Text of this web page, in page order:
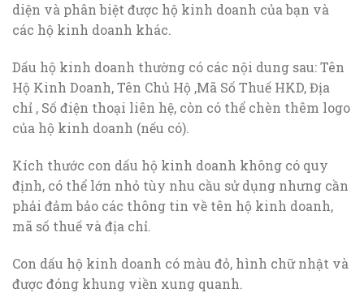
diện và phân biệt được hộ kinh doanh của bạn và
các hộ kinh doanh khác.
Dấu hộ kinh doanh thường có các nội dung sau: Tên
Hộ Kinh Doanh, Tên Chủ Hộ ,Mã Số Thuế HKD, Địa
chỉ , Số điện thoại liên hệ, còn có thể chèn thêm logo
của hộ kinh doanh (nếu có).
Kích thước con dấu hộ kinh doanh không có quy
định, có thể lớn nhỏ tùy nhu cầu sử dụng nhưng cần
phải đảm bảo các thông tin về tên hộ kinh doanh,
mã số thuế và địa chỉ.
Con dấu hộ kinh doanh có màu đỏ, hình chữ nhật và
được đóng khung viền xung quanh.